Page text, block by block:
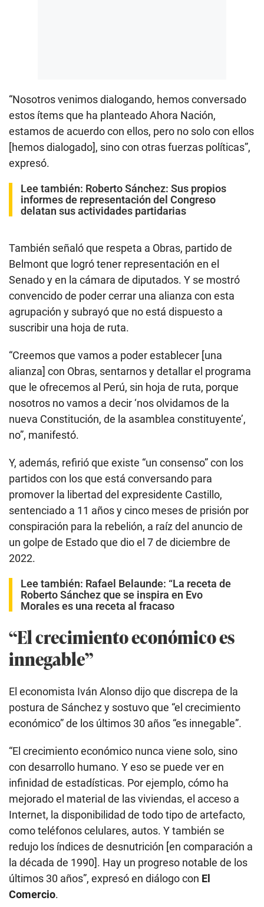
“Nosotros venimos dialogando, hemos conversado
estos ítems que ha planteado Ahora Nación,
estamos de acuerdo con ellos, pero no solo con ellos
[hemos dialogado], sino con otras fuerzas políticas”,
expresó.
Lee también: Roberto Sánchez: Sus propios
informes de representación del Congreso
delatan sus actividades partidarias
También señaló que respeta a Obras, partido de
Belmont que logró tener representación en el
Senado y en la cámara de diputados. Y se mostró
convencido de poder cerrar una alianza con esta
agrupación y subrayó que no está dispuesto a
suscribir una hoja de ruta.
“Creemos que vamos a poder establecer [una
alianza] con Obras, sentarnos y detallar el programa
que le ofrecemos al Perú, sin hoja de ruta, porque
nosotros no vamos a decir ‘nos olvidamos de la
nueva Constitución, de la asamblea constituyente’,
no”, manifestó.
Y, además, refirió que existe “un consenso” con los
partidos con los que está conversando para
promover la libertad del expresidente Castillo,
sentenciado a 11 años y cinco meses de prisión por
conspiración para la rebelión, a raíz del anuncio de
un golpe de Estado que dio el 7 de diciembre de
2022.
Lee también: Rafael Belaunde: “La receta de
Roberto Sánchez que se inspira en Evo
Morales es una receta al fracaso
“El crecimiento económico es
innegable”
El economista Iván Alonso dijo que discrepa de la
postura de Sánchez y sostuvo que “el crecimiento
económico” de los últimos 30 años “es innegable”.
“El crecimiento económico nunca viene solo, sino
con desarrollo humano. Y eso se puede ver en
infinidad de estadísticas. Por ejemplo, cómo ha
mejorado el material de las viviendas, el acceso a
Internet, la disponibilidad de todo tipo de artefacto,
como teléfonos celulares, autos. Y también se
redujo los índices de desnutrición [en comparación a
la década de 1990]. Hay un progreso notable de los
últimos 30 años”, expresó en diálogo con El
Comercio.